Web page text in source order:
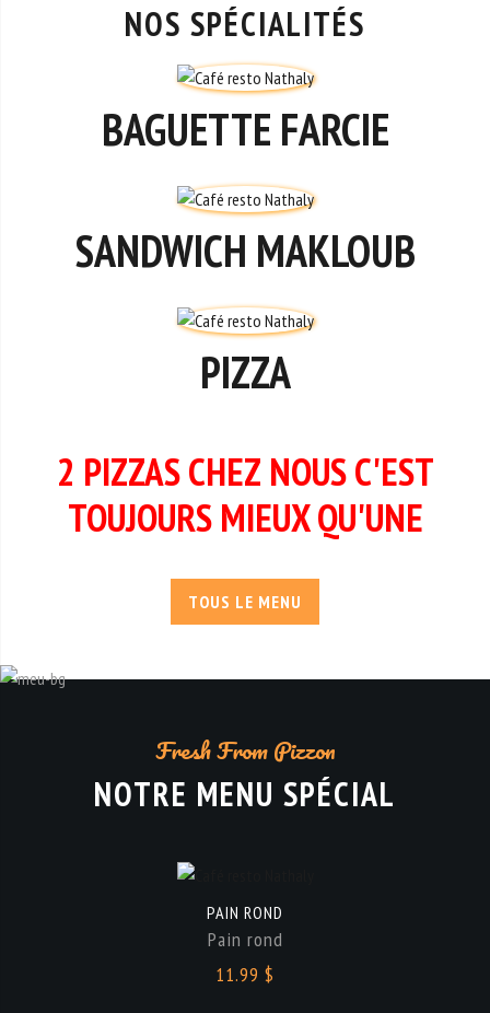
NOS SPÉCIALITÉS
BAGUETTE FARCIE
SANDWICH MAKLOUB
PIZZA
2 PIZZAS CHEZ NOUS C'EST
TOUJOURS MIEUX QU'UNE
TOUS LE MENU
Fresh From Pizzon
NOTRE MENU SPÉCIAL
PAIN ROND
Pain rond
11.99 $